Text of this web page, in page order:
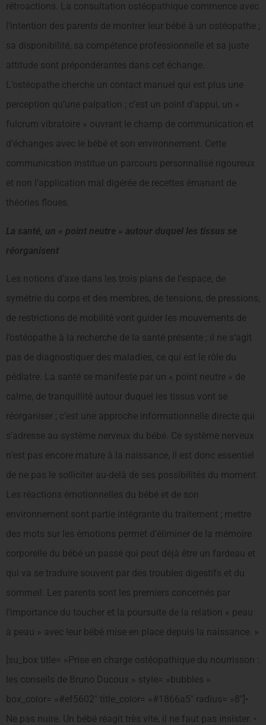
rétroactions. La consultation ostéopathique commence avec
l’intention des parents de montrer leur bébé à un ostéopathe ;
sa disponibilité, sa compétence professionnelle et sa juste
attitude sont prépondérantes dans cet échange.
L’ostéopathe cherche un contact manuel qui est plus une
perception qu’une palpation ; c’est un point d’appui, un «
fulcrum vibratoire » ouvrant le champ de communication et
d’échanges avec le bébé et son environnement. Cette
communication institue un parcours personnalisé rigoureux
et non l’application mal digérée de recettes émanant de
théories floues.
La santé, un « point neutre » autour duquel les tissus se
réorganisent
Les notions d’axe dans les trois plans de l’espace, de
symétrie du corps et des membres, de tensions, de pressions,
de restrictions de mobilité vont guider les mouvements de
l’ostéopathe à la recherche de la santé présente ; il ne s’agit
pas de diagnostiquer des maladies, ce qui est le rôle du
pédiatre. La santé se manifeste par un « point neutre » de
calme, de tranquillité autour duquel les tissus vont se
réorganiser ; c’est une approche informationnelle directe qui
s’adresse au système nerveux du bébé. Ce système nerveux
n’est pas encore mature à la naissance, il est donc essentiel
de ne pas le solliciter au-delà de ses possibilités du moment.
Les réactions émotionnelles du bébé et de son
environnement sont partie intégrante du traitement ; mettre
des mots sur les émotions permet d’éliminer de la mémoire
corporelle du bébé un passé qui peut déjà être un fardeau et
qui va se traduire souvent par des troubles digestifs et du
sommeil. Les parents sont les premiers concernés par
l’importance du toucher et la poursuite de la relation « peau
à peau » avec leur bébé mise en place depuis la naissance. »
[su_box title= »Prise en charge ostéopathique du nourrisson :
les conseils de Bruno Ducoux » style= »bubbles »
box_color= »#ef5602″ title_color= »#1866a5″ radius= »8″]•
Ne pas nuire. Un bébé réagit très vite, il ne faut pas insister. •